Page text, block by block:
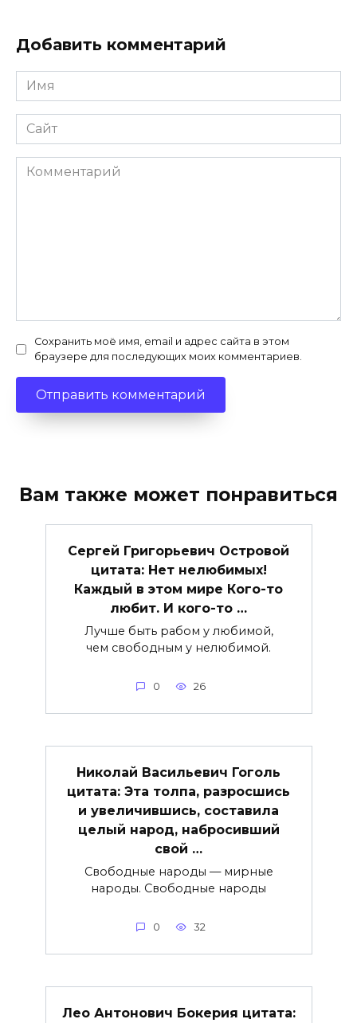
Добавить комментарий
Имя
*
Сайт
Комментарий
Сохранить моё имя, email и адрес сайта в этом
браузере для последующих моих комментариев.
Вам также может понравиться
Сергей Григорьевич Островой
цитата: Нет нелюбимых!
Каждый в этом мире Кого-то
любит. И кого-то …
Лучше быть рабом у любимой,
чем свободным у нелюбимой.
0 26
Николай Васильевич Гоголь
цитата: Эта толпа, разросшись
и увеличившись, составила
целый народ, набросивший
свой …
Свободные народы — мирные
народы. Свободные народы
0 32
Лео Антонович Бокерия цитата: